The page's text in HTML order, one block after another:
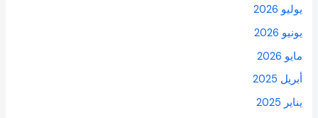
يوليو 2026
يونيو 2026
مايو 2026
أبريل 2025
يناير 2025